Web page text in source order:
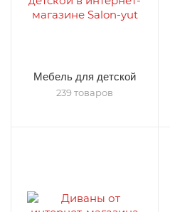
Мебель для детской
239 товаров